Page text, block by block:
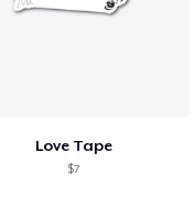
Love Tape
$7